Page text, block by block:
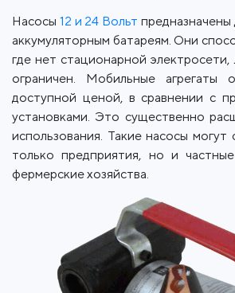
Насосы 12 и 24 Вольт
аккумуляторным батареям. Они
где нет стационарной
ограничен. Мобильные агрегаты
доступной ценой, в сравнении с
установками. Это существенно
использования. Такие насосы могут
только предприятия, но и
фермерские хозяйства.